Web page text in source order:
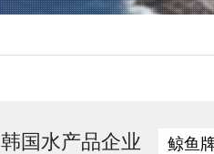
韩国水产品企业